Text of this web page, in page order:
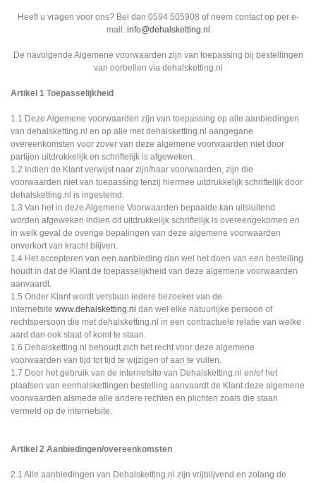
Heeft u vragen voor ons? Bel dan 0594 505908 of neem contact op per e-
mail: info@dehalsketting.nl
De navolgende Algemene voorwaarden zijn van toepassing bij bestellingen
van oorbellen via dehalsketting.nl
Artikel 1 Toepasselijkheid
1.1 Deze Algemene voorwaarden zijn van toepassing op alle aanbiedingen
van dehalsketting.nl en op alle met dehalsketting.nl aangegane
overeenkomsten voor zover van deze algemene voorwaarden niet door
partijen uitdrukkelijk en schriftelijk is afgeweken.
1.2 Indien de Klant verwijst naar zijn/haar voorwaarden, zijn die
voorwaarden niet van toepassing tenzij hiermee uitdrukkelijk schriftelijk door
dehalsketting.nl is ingestemd.
1.3 Van het in deze Algemene Voorwaarden bepaalde kan uitsluitend
worden afgeweken indien dit uitdrukkelijk schriftelijk is overeengekomen en
in welk geval de overige bepalingen van deze algemene voorwaarden
onverkort van kracht blijven.
1.4 Het accepteren van een aanbieding dan wel het doen van een bestelling
houdt in dat de Klant de toepasselijkheid van deze algemene voorwaarden
aanvaardt.
1.5 Onder Klant wordt verstaan iedere bezoeker van de
internetsite www.dehalsketting.nl dan wel elke natuurlijke persoon of
rechtspersoon die met dehalsketting.nl in een contractuele relatie van welke
aard dan ook staat of komt te staan.
1.6 Dehalsketting.nl behoudt zich het recht voor deze algemene
voorwaarden van tijd tot tijd te wijzigen of aan te vullen.
1.7 Door het gebruik van de internetsite van Dehalsketting.nl en/of het
plaatsen van eenhalskettingen bestelling aanvaardt de Klant deze algemene
voorwaarden alsmede alle andere rechten en plichten zoals die staan
vermeld op de internetsite.
Artikel 2 Aanbiedingen/overeenkomsten
2.1 Alle aanbiedingen van Dehalsketting.nl zijn vrijblijvend en zolang de